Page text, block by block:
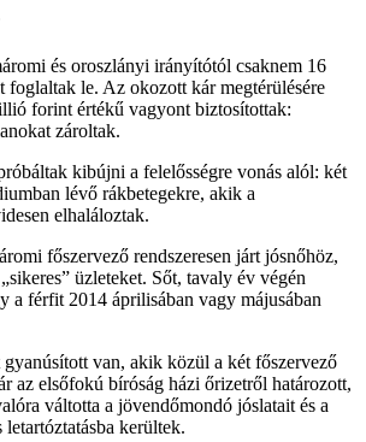
és oroszlányi irányítótól csaknem 16
le. Az okozott kár megtérülésére
forint értékű vagyont biztosítottak:
zároltak.
kibújni a felelősségre vonás alól: két
lévő rákbetegekre, akik a
elhaláloztak.
főszervező rendszeresen járt jósnőhöz,
üzleteket. Sőt, tavaly év végén
a férfit 2014 áprilisában vagy májusában
gyanúsított van, akik közül a két főszervező
az elsőfokú bíróság házi őrizetről határozott,
váltotta a jövendőmondó jóslatait és a
letartóztatásba kerültek.